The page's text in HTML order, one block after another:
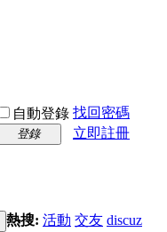
自動登錄 找回密碼
登錄
立即註冊
熱搜: 活動 交友 discuz